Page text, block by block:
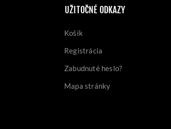
UŽITOČNÉ ODKAZY
Košík
Registrácia
Zabudnuté heslo?
Mapa stránky